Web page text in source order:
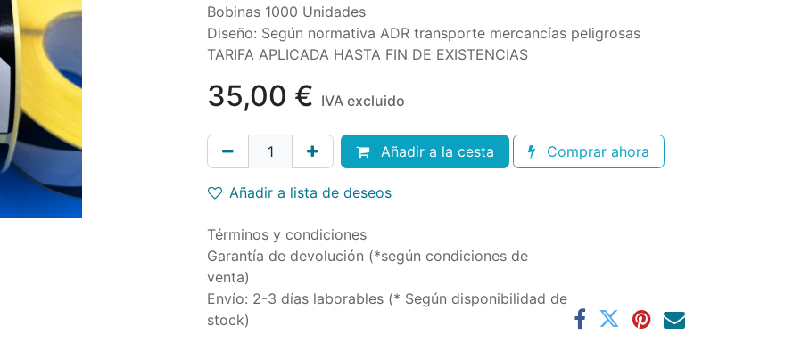
Bobinas 1000 Unidades
Diseño: Según normativa ADR transporte mercancías peligrosas
TARIFA APLICADA HASTA FIN DE EXISTENCIAS
35,00 € IVA excluido
Añadir a la cesta Comprar ahora
Añadir a lista de deseos
Términos y condiciones
Garantía de devolución (*según condiciones de
venta)
Envío: 2-3 días laborables (* Según disponibilidad de
stock)